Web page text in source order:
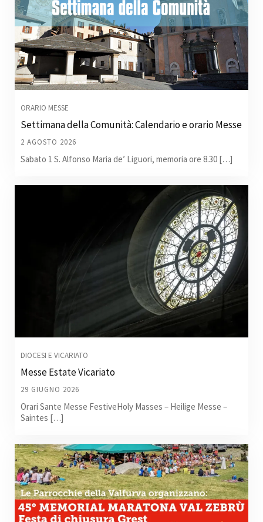
ORARIO MESSE
Settimana della Comunità: Calendario e orario Messe
2 AGOSTO 2026
Sabato 1 S. Alfonso Maria de’ Liguori, memoria ore 8.30 […]
DIOCESI E VICARIATO
Messe Estate Vicariato
29 GIUGNO 2026
Orari Sante Messe FestiveHoly Masses – Heilige Messe –
Saintes […]